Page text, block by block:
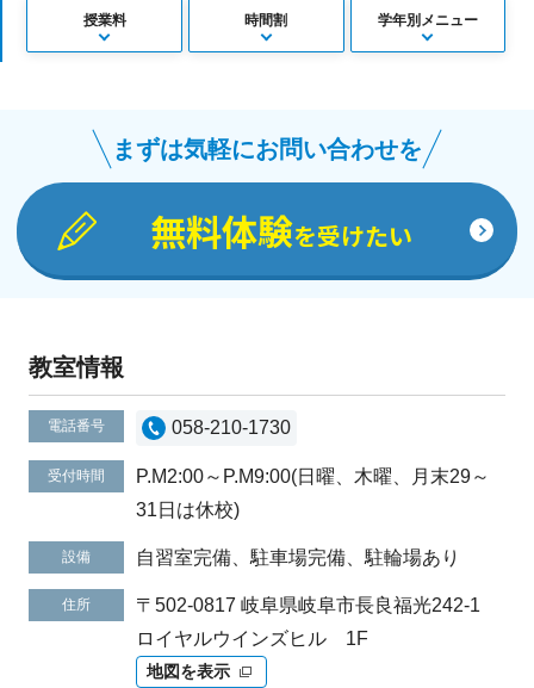
授業料 時間割 学年別メニュー
まずは気軽にお問い合わせを
無料体験を受けたい
教室情報
電話番号 058-210-1730
受付時間
P.M2:00～P.M9:00(日曜、木曜、月末29～
31日は休校)
設備 自習室完備、駐車場完備、駐輪場あり
住所
〒502-0817 岐阜県岐阜市長良福光242-1
ロイヤルウインズヒル 1F
地図を表示